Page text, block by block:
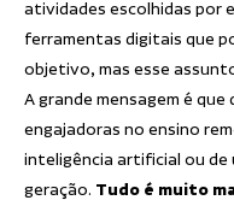
atividades escolhidas por
ferramentas digitais que
objetivo, mas esse
A grande mensagem é
engajadoras no ensino
inteligência artificial ou de
geração. Tudo é muito